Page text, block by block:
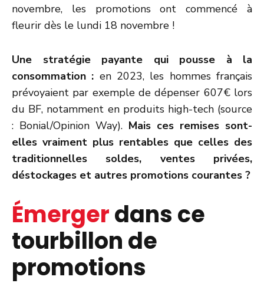
novembre, les promotions ont commencé à
fleurir dès le lundi 18 novembre !
Une stratégie payante qui pousse à la
consommation : en 2023, les hommes français
prévoyaient par exemple de dépenser 607€ lors
du BF, notamment en produits high-tech (source
: Bonial/Opinion Way). Mais ces remises sont-
elles vraiment plus rentables que celles des
traditionnelles soldes, ventes privées,
déstockages et autres promotions courantes ?
Émergerdans ce
tourbillon de
promotions